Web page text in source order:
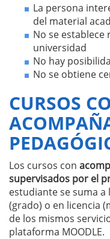
La persona
del material
No se establece
universidad
No hay
No se obtiene
CURSOS
Los cursos con
supervisados por el
estudiante se suma
(grado) o en licencia
de los mismos
plataforma MOODLE.